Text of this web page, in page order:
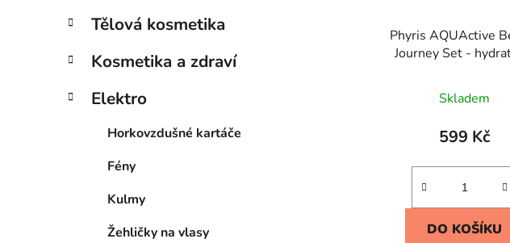
Tělová kosmetika
Kosmetika a zdraví
Elektro
Horkovzdušné kartáče
Fény
Kulmy
Žehličky na vlasy
Phyris AQUActive
Journey Set -
Skladem
599 Kč
DO KOŠÍKU